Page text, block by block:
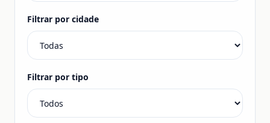
Filtrar por cidade
Filtrar por tipo